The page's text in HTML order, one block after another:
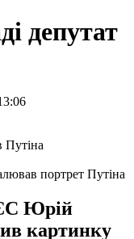
депутат
портрет Путіна
Юрій
картинку